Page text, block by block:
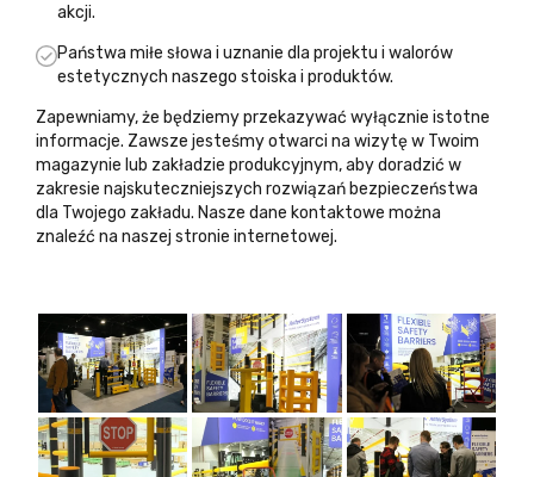
akcji.
Państwa miłe słowa i uznanie dla projektu i walorów
estetycznych naszego stoiska i produktów.
Zapewniamy, że będziemy przekazywać wyłącznie istotne
informacje. Zawsze jesteśmy otwarci na wizytę w Twoim
magazynie lub zakładzie produkcyjnym, aby doradzić w
zakresie najskuteczniejszych rozwiązań bezpieczeństwa
dla Twojego zakładu. Nasze dane kontaktowe można
znaleźć na naszej stronie internetowej.